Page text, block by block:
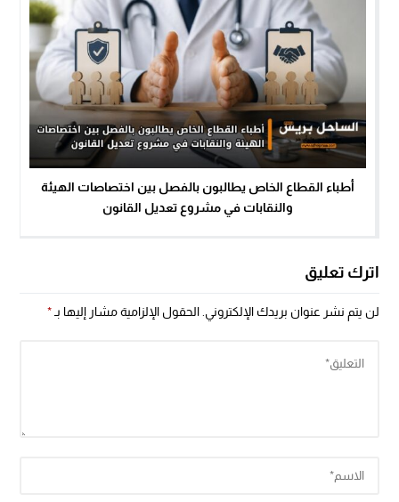
أطباء القطاع الخاص يطالبون بالفصل بين اختصاصات الهيئة
والنقابات في مشروع تعديل القانون
اترك تعليق
لن يتم نشر عنوان بريدك الإلكتروني. الحقول الإلزامية مشار إليها بـ*